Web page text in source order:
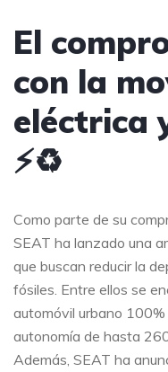
El
con la
eléctrica
⚡️♻️
Como parte de su
SEAT ha lanzado una
que buscan reducir la
fósiles. Entre ellos se
automóvil urbano
autonomía de hasta
Además, SEAT ha